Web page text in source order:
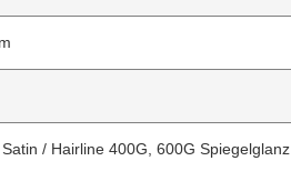
/ Hairline 400G, 600G Spiegelglanz